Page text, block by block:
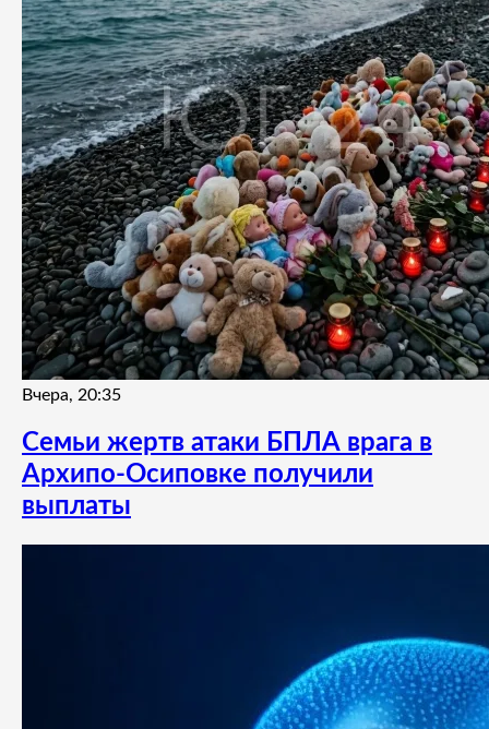
Вчера, 20:35
Семьи жертв атаки БПЛА врага в
Архипо-Осиповке получили
выплаты